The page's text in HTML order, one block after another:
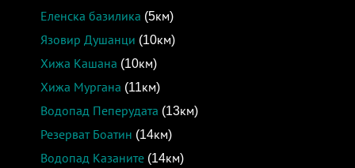
Еленска базилика (5км)
Язовир Душанци (10км)
Хижа Кашана (10км)
Хижа Мургана (11км)
Водопад Пеперудата (13км)
Резерват Боатин (14км)
Водопад Казаните (14км)